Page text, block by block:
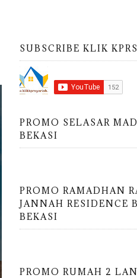
SUBSCRIBE KLIK
PROMO SELASAR
BEKASI
PROMO RAMADHAN
JANNAH RESIDENCE
BEKASI
PROMO RUMAH 2